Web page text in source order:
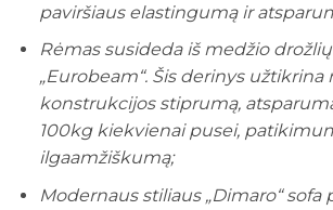
paviršiaus elastingumą ir
Rėmas susideda iš medžio
„Eurobeam“. Šis derinys
konstrukcijos stiprumą,
100kg kiekvienai pusei,
ilgaamžiškumą;
Modernaus stiliaus „Dimaro“